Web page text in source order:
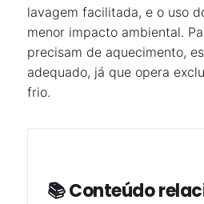
lavagem facilitada, e o uso
menor impacto ambiental.
precisam de aquecimento,
adequado, já que opera
frio.
📚 Conteúdo